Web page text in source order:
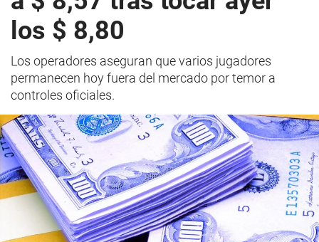
los $ 8,80
Los operadores aseguran que varios jugadores
permanecen hoy fuera del mercado por temor a
controles oficiales.